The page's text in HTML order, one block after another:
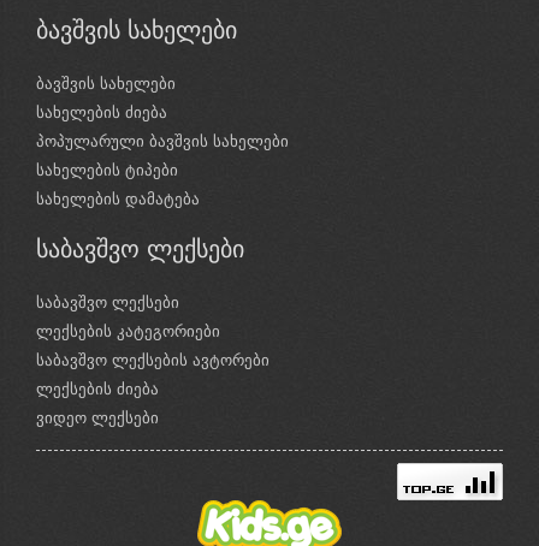
ბავშვის სახელები
ბავშვის სახელები
სახელების ძიება
პოპულარული ბავშვის სახელები
სახელების ტიპები
სახელების დამატება
საბავშვო ლექსები
საბავშვო ლექსები
ლექსების კატეგორიები
საბავშვო ლექსების ავტორები
ლექსების ძიება
ვიდეო ლექსები